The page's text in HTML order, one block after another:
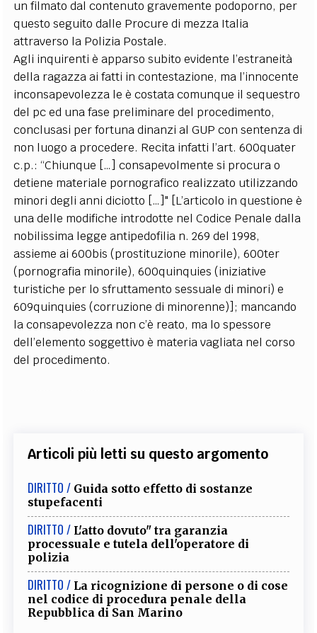
un filmato dal contenuto gravemente podoporno, per
questo seguito dalle Procure di mezza Italia
attraverso la Polizia Postale.
Agli inquirenti è apparso subito evidente l’estraneità
della ragazza ai fatti in contestazione, ma l’innocente
inconsapevolezza le è costata comunque il sequestro
del pc ed una fase preliminare del procedimento,
conclusasi per fortuna dinanzi al GUP con sentenza di
non luogo a procedere. Recita infatti l’art. 600quater
c.p.: “Chiunque […] consapevolmente si procura o
detiene materiale pornografico realizzato utilizzando
minori degli anni diciotto […]" [L’articolo in questione è
una delle modifiche introdotte nel Codice Penale dalla
nobilissima legge antipedofilia n. 269 del 1998,
assieme ai 600bis (prostituzione minorile), 600ter
(pornografia minorile), 600quinquies (iniziative
turistiche per lo sfruttamento sessuale di minori) e
609quinquies (corruzione di minorenne)]; mancando
la consapevolezza non c’è reato, ma lo spessore
dell’elemento soggettivo è materia vagliata nel corso
del procedimento.
Articoli più letti su questo argomento
DIRITTO / Guida sotto effetto di sostanze
stupefacenti
DIRITTO / L'atto dovuto" tra garanzia
processuale e tutela dell'operatore di
polizia
DIRITTO / La ricognizione di persone o di cose
nel codice di procedura penale della
Repubblica di San Marino